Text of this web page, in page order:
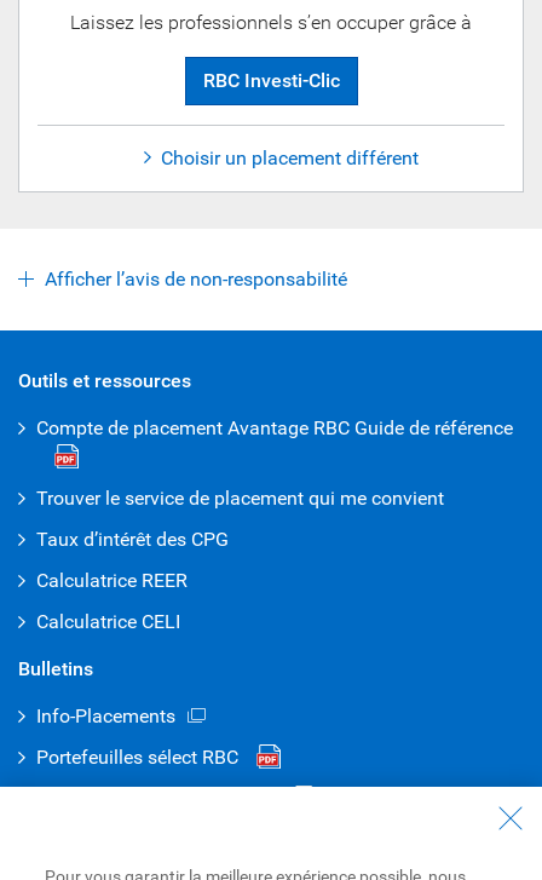
Laissez les professionnels s’en occuper grâce à
RBC Investi-Clic
Choisir un placement différent
Afficher l’avis de non-responsabilité
Outils et ressources
Compte de placement Avantage RBC Guide de référence
Trouver le service de placement qui me convient
Taux d’intérêt des CPG
Calculatrice REER
Calculatrice CELI
Bulletins
Info-Placements
Portefeuilles sélect RBC